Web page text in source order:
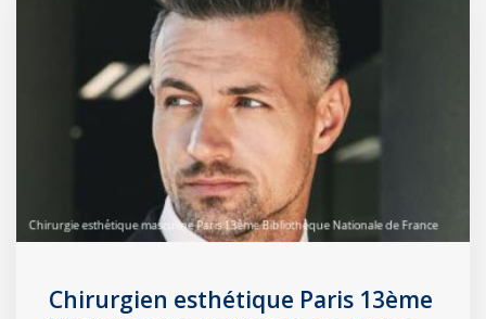
Chirurgien esthétique Paris 13ème